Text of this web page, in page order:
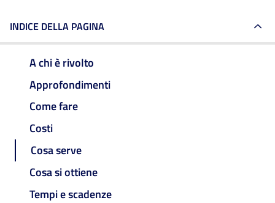
INDICE DELLA PAGINA
A chi è rivolto
Approfondimenti
Come fare
Costi
Cosa serve
Cosa si ottiene
Tempi e scadenze